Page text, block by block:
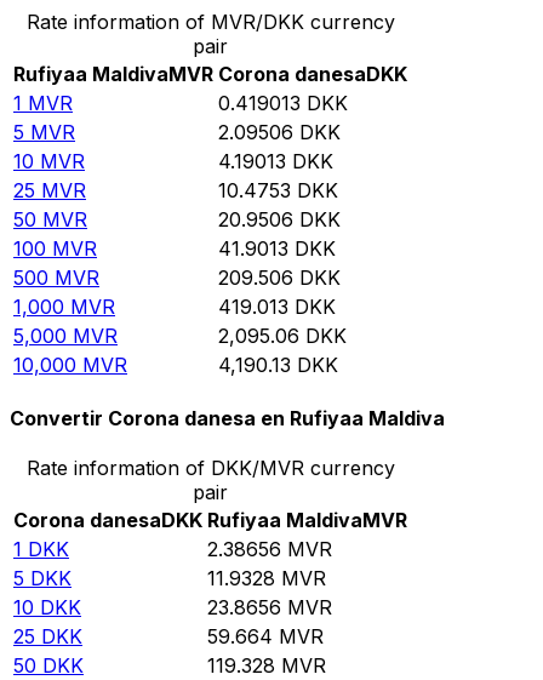
Rate information of MVR/DKK currency
pair
Rufiyaa MaldivaMVR Corona danesaDKK
1 MVR 0.419013 DKK
5 MVR 2.09506 DKK
10 MVR 4.19013 DKK
25 MVR 10.4753 DKK
50 MVR 20.9506 DKK
100 MVR 41.9013 DKK
500 MVR 209.506 DKK
1,000 MVR 419.013 DKK
5,000 MVR 2,095.06 DKK
10,000 MVR 4,190.13 DKK
Convertir Corona danesa en Rufiyaa Maldiva
Rate information of DKK/MVR currency
pair
Corona danesaDKK Rufiyaa MaldivaMVR
1 DKK 2.38656 MVR
5 DKK 11.9328 MVR
10 DKK 23.8656 MVR
25 DKK 59.664 MVR
50 DKK 119.328 MVR